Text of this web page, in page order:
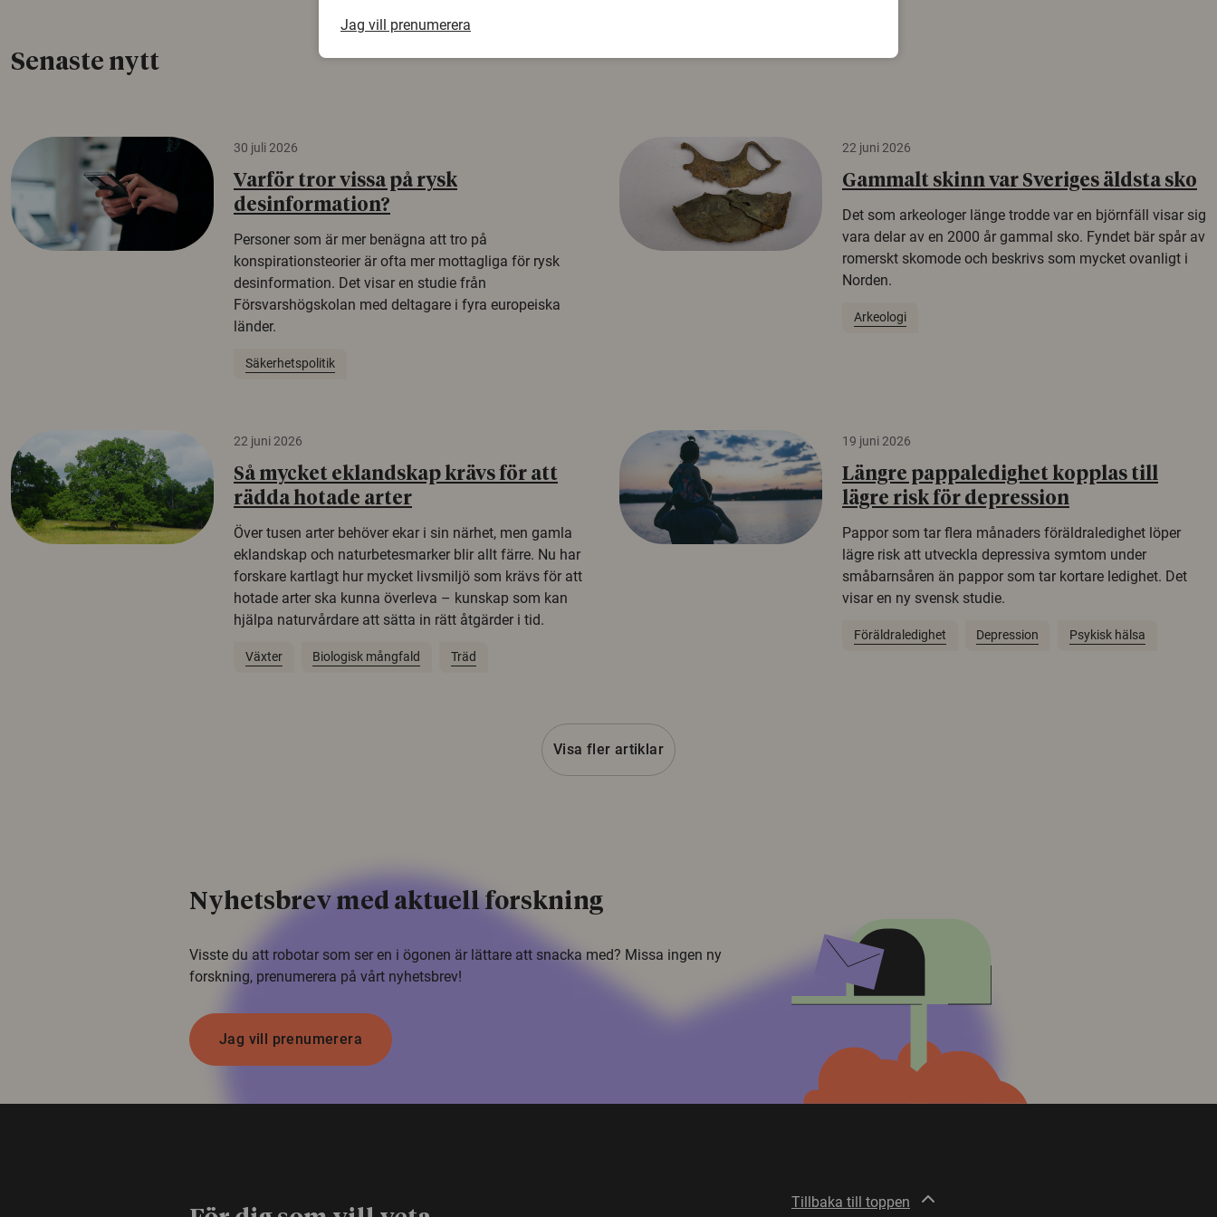
Senaste nytt
30 juli 2026
Varför tror vissa på rysk
desinformation?
Personer som är mer benägna att tro på
konspirationsteorier är ofta mer mottagliga för rysk
desinformation. Det visar en studie från
Försvarshögskolan med deltagare i fyra europeiska
länder.
Säkerhetspolitik
22 juni 2026
Gammalt skinn var Sveriges äldsta sko
Det som arkeologer länge trodde var en björnfäll visar sig
vara delar av en 2000 år gammal sko. Fyndet bär spår av
romerskt skomode och beskrivs som mycket ovanligt i
Norden.
Arkeologi
22 juni 2026
Så mycket eklandskap krävs för att
rädda hotade arter
Över tusen arter behöver ekar i sin närhet, men gamla
eklandskap och naturbetesmarker blir allt färre. Nu har
forskare kartlagt hur mycket livsmiljö som krävs för att
hotade arter ska kunna överleva – kunskap som kan
hjälpa naturvårdare att sätta in rätt åtgärder i tid.
Växter Biologisk mångfald Träd
19 juni 2026
Längre pappaledighet kopplas till
lägre risk för depression
Pappor som tar flera månaders föräldraledighet löper
lägre risk att utveckla depressiva symtom under
småbarnsåren än pappor som tar kortare ledighet. Det
visar en ny svensk studie.
Föräldraledighet Depression Psykisk hälsa
Visa fler artiklar
Nyhetsbrev med aktuell forskning
Visste du att robotar som ser en i ögonen är lättare att snacka med? Missa ingen ny
forskning, prenumerera på vårt nyhetsbrev!
Jag vill prenumerera
Tillbaka till toppen
Jag vill prenumerera